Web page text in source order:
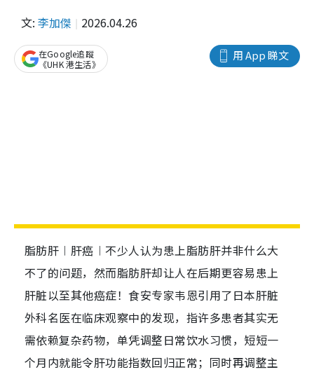
文: 李加傑 2026.04.26
用 App 睇文
在Google追蹤
《UHK 港生活》
脂肪肝︱肝癌︱不少人认为患上脂肪肝并非什么大
不了的问题，然而脂肪肝却让人在后期更容易患上
肝脏以至其他癌症！食安专家韦恩引用了日本肝脏
外科名医在临床观察中的发现，指许多患者其实无
需依赖复杂药物，单凭调整日常饮水习惯，短短一
个月内就能令肝功能指数回归正常；同时再调整主